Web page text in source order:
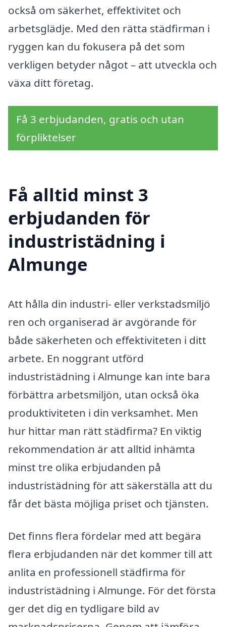
också om säkerhet, effektivitet och
arbetsglädje. Med den rätta städfirman i
ryggen kan du fokusera på det som
verkligen betyder något – att utveckla och
växa ditt företag.
Få 3 erbjudanden, gratis och utan
förpliktelser
Få alltid minst 3
erbjudanden för
industristädning i
Almunge
Att hålla din industri- eller verkstadsmiljö
ren och organiserad är avgörande för
både säkerheten och effektiviteten i ditt
arbete. En noggrant utförd
industristädning i Almunge kan inte bara
förbättra arbetsmiljön, utan också öka
produktiviteten i din verksamhet. Men
hur hittar man rätt städfirma? En viktig
rekommendation är att alltid inhämta
minst tre olika erbjudanden på
industristädning för att säkerställa att du
får det bästa möjliga priset och tjänsten.
Det finns flera fördelar med att begära
flera erbjudanden när det kommer till att
anlita en professionell städfirma för
industristädning i Almunge. För det första
ger det dig en tydligare bild av